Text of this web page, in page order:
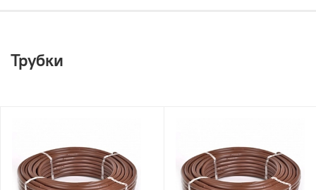
Трубки